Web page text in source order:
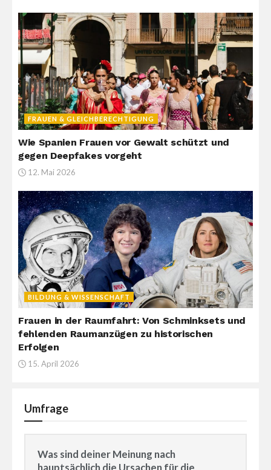
FRAUEN & GLEICHBERECHTIGUNG
Wie Spanien Frauen vor Gewalt schützt und
gegen Deepfakes vorgeht
12. Mai 2026
BILDUNG & WISSENSCHAFT
Frauen in der Raumfahrt: Von Schminksets und
fehlenden Raumanzügen zu historischen
Erfolgen
15. April 2026
Umfrage
Was sind deiner Meinung nach